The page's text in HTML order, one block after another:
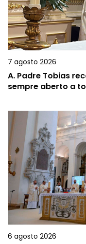
7 agosto 2026
A. Padre Tobias
sempre aberto a
6 agosto 2026